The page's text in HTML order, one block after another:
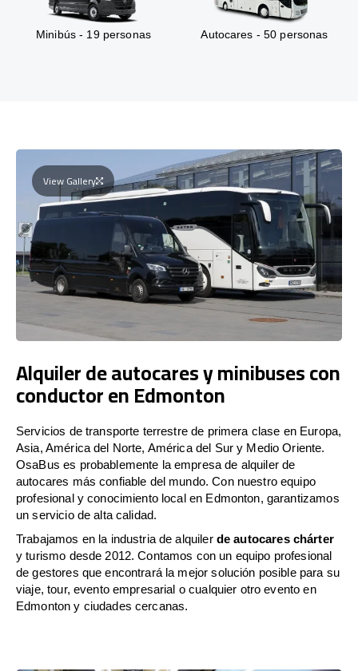
Minibús - 19 personas Autocares - 50 personas
View Gallery
Alquiler de autocares y minibuses con
conductor en Edmonton
Servicios de transporte terrestre de primera clase en Europa,
Asia, América del Norte, América del Sur y Medio Oriente.
OsaBus es probablemente la empresa de alquiler de
autocares más confiable del mundo. Con nuestro equipo
profesional y conocimiento local en Edmonton, garantizamos
un servicio de alta calidad.
Trabajamos en la industria de alquiler de autocares chárter
y turismo desde 2012. Contamos con un equipo profesional
de gestores que encontrará la mejor solución posible para su
viaje, tour, evento empresarial o cualquier otro evento en
Edmonton y ciudades cercanas.